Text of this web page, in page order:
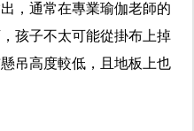
，通常在專業瑜伽老師的
孩子不太可能從掛布上掉
吊高度較低，且地板上也